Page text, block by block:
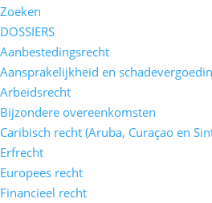
Zoeken
DOSSIERS
Aanbestedingsrecht
Aansprakelijkheid en
Arbeidsrecht
Bijzondere overeenkomsten
Caribisch recht (Aruba, Curaçao en
Erfrecht
Europees recht
Financieel recht